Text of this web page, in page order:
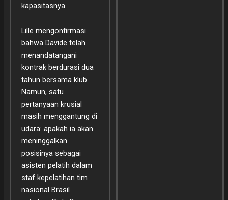
kapasitasnya.
Lille mengonfirmasi
bahwa Davide telah
menandatangani
kontrak berdurasi dua
tahun bersama klub.
Namun, satu
pertanyaan krusial
masih menggantung di
udara: apakah ia akan
meninggalkan
posisinya sebagai
asisten pelatih dalam
staf kepelatihan tim
nasional Brasil